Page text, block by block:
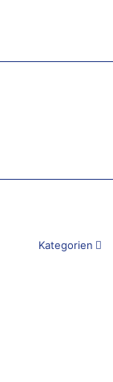
Kategorien